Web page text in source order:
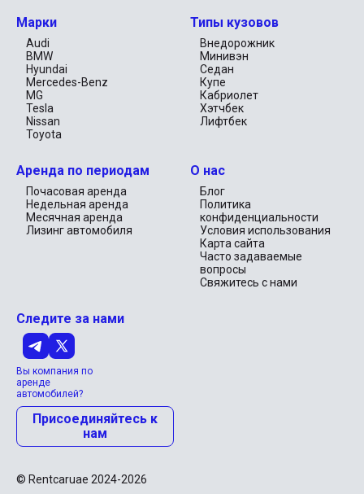
Марки
Audi
BMW
Hyundai
Mercedes-Benz
MG
Tesla
Nissan
Toyota
Типы кузовов
Внедорожник
Минивэн
Седан
Купе
Кабриолет
Хэтчбек
Лифтбек
Аренда по периодам
Почасовая аренда
Недельная аренда
Месячная аренда
Лизинг автомобиля
О нас
Блог
Политика
конфиденциальности
Условия использования
Карта сайта
Часто задаваемые
вопросы
Свяжитесь с нами
Следите за нами
Вы компания по
аренде
автомобилей?
Присоединяйтесь к
нам
© Rentcaruae 2024-2026